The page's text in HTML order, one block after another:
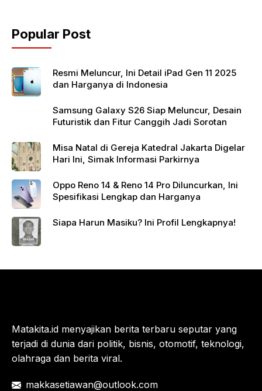
o
o
k
p
p
Popular Post
Resmi Meluncur, Ini Detail iPad Gen 11 2025
dan Harganya di Indonesia
Samsung Galaxy S26 Siap Meluncur, Desain
Futuristik dan Fitur Canggih Jadi Sorotan
Misa Natal di Gereja Katedral Jakarta Digelar
Hari Ini, Simak Informasi Parkirnya
Oppo Reno 14 & Reno 14 Pro Diluncurkan, Ini
Spesifikasi Lengkap dan Harganya
Siapa Harun Masiku? Ini Profil Lengkapnya!
Matakita.id menyajikan berita terbaru seputar yang
terjadi di dunia dari politik, bisnis, otomotif, teknologi,
olahraga dan berita viral.
makkasetiawan@outlook.com